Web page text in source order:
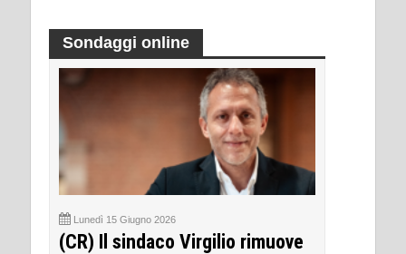
Sondaggi online
Lunedì 15 Giugno 2026
(CR) Il sindaco Virgilio rimuove